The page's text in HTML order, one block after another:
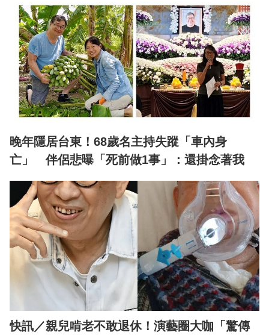
晚年隱居台東！68歲名主持失蹤「車內身
亡」 伴侶悲曝「死前做1事」：還掛念著我
快訊／親兒啃老不敢退休！演藝圈大咖「驚傳